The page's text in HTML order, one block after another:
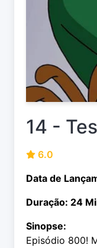
14 -
6.0
Data de
Duração: 24
Sinopse:
Episódio 800!